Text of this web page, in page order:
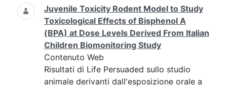
Juvenile Toxicity Rodent Model to Study
Toxicological Effects of Bisphenol A
(BPA) at Dose Levels Derived From Italian
Children Biomonitoring Study
Contenuto Web
Risultati di Life Persuaded sullo studio
animale derivanti dall'esposizione orale a